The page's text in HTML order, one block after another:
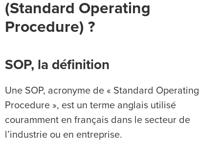
(Standard Operating
Procedure) ?
SOP, la définition
Une SOP, acronyme de « Standard Operating
Procedure », est un terme anglais utilisé
couramment en français dans le secteur de
l’industrie ou en entreprise.